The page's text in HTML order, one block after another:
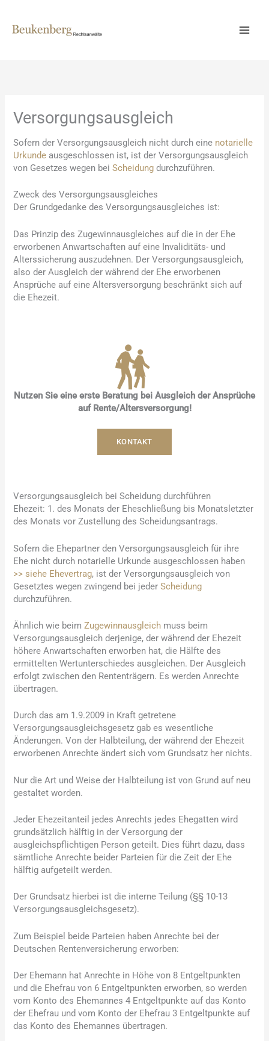
springen
Versorgungsausgleich
Sofern der Versorgungsausgleich nicht durch eine notarielle
Urkunde ausgeschlossen ist, ist der Versorgungsausgleich
von Gesetzes wegen beiScheidungdurchzuführen.
Zweck des Versorgungsausgleiches
Der Grundgedanke des Versorgungsausgleiches ist:
Das Prinzip des Zugewinnausgleiches auf die in der Ehe
erworbenen Anwartschaften auf eine Invaliditäts- und
Alterssicherung auszudehnen. Der Versorgungsausgleich,
also der Ausgleich der während der Ehe erworbenen
Ansprüche auf eine Altersversorgung beschränkt sich auf
die Ehezeit.
Nutzen Sie eine erste Beratung bei Ausgleich der Ansprüche
auf Rente/Altersversorgung!
KONTAKT
Versorgungsausgleich bei Scheidung durchführen
Ehezeit: 1. des Monats der Eheschließung bis Monatsletzter
des Monats vor Zustellung des Scheidungsantrags.
Sofern die Ehepartner den Versorgungsausgleich für ihre
Ehe nicht durch notarielle Urkunde ausgeschlossen haben
>> siehe Ehevertrag, ist der Versorgungsausgleich von
Gesetztes wegen zwingend bei jederScheidung
durchzuführen.
Ähnlich wie beimZugewinnausgleich muss beim
Versorgungsausgleich derjenige, der während der Ehezeit
höhere Anwartschaften erworben hat, die Hälfte des
ermittelten Wertunterschiedes ausgleichen. Der Ausgleich
erfolgt zwischen den Rententrägern. Es werden Anrechte
übertragen.
Durch das am 1.9.2009 in Kraft getretene
Versorgungsausgleichsgesetz gab es wesentliche
Änderungen. Von der Halbteilung, der während der Ehezeit
erworbenen Anrechte ändert sich vom Grundsatz her nichts.
Nur die Art und Weise der Halbteilung ist von Grund auf neu
gestaltet worden.
Jeder Ehezeitanteil jedes Anrechts jedes Ehegatten wird
grundsätzlich hälftig in der Versorgung der
ausgleichspflichtigen Person geteilt. Dies führt dazu, dass
sämtliche Anrechte beider Parteien für die Zeit der Ehe
hälftig aufgeteilt werden.
Der Grundsatz hierbei ist die interne Teilung (§§ 10-13
Versorgungsausgleichsgesetz).
Zum Beispiel beide Parteien haben Anrechte bei der
Deutschen Rentenversicherung erworben:
Der Ehemann hat Anrechte in Höhe von 8 Entgeltpunkten
und die Ehefrau von 6 Entgeltpunkten erworben, so werden
vom Konto des Ehemannes 4 Entgeltpunkte auf das Konto
der Ehefrau und vom Konto der Ehefrau 3 Entgeltpunkte auf
das Konto des Ehemannes übertragen.